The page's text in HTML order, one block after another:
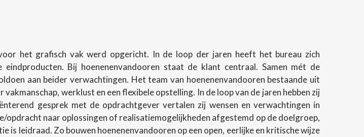
het grafisch vak werd opgericht. In de loop der jaren heeft het bureau zich
Bij hoenenenvandooren staat de klant centraal. Samen mét de
aan beider verwachtingen. Het team van hoenenenvandooren bestaande uit
werklust en een flexibele opstelling. In de loop van de jaren hebben zij
gesprek met de opdrachtgever vertalen zij wensen en verwachtingen in
naar oplossingen of realisatiemogelijkheden afgestemd op de doelgroep,
leidraad. Zo bouwen hoenenenvandooren op een open, eerlijke en kritische wijze